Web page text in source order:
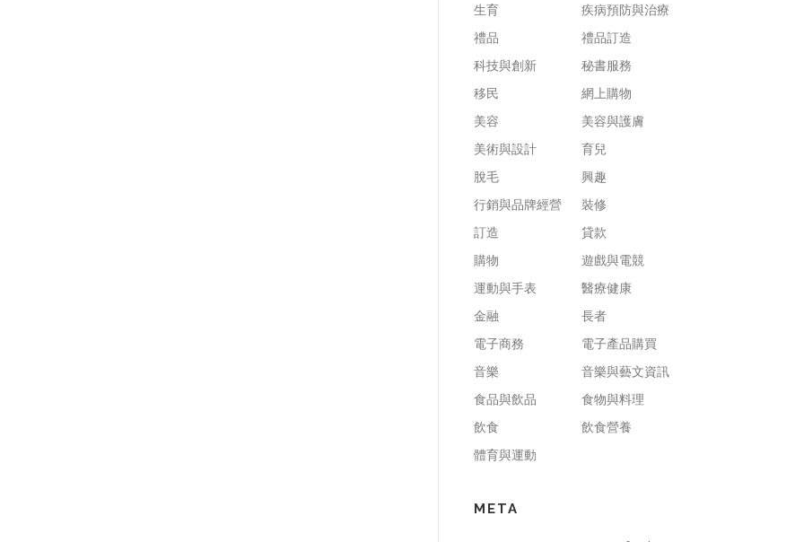
生育
疾病預防與治療
禮品
禮品訂造
科技與創新
秘書服務
移民
網上購物
美容
美容與護膚
美術與設計
育兒
脫毛
興趣
行銷與品牌經營
裝修
訂造
貸款
購物
遊戲與電競
運動與手表
醫療健康
金融
長者
電子商務
電子產品購買
音樂
音樂與藝文資訊
食品與飲品
食物與料理
飲食
飲食營養
體育與運動
META